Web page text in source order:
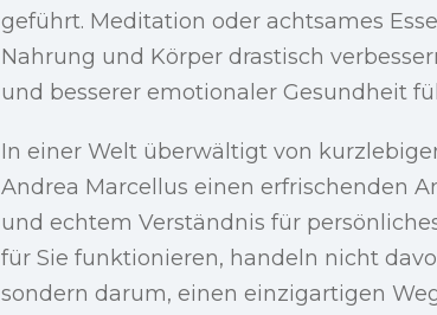
geführt. Meditation oder achtsames
Nahrung und Körper drastisch
und besserer emotionaler Gesundheit
In einer Welt überwältigt von
Andrea Marcellus einen erfrischenden
und echtem Verständnis für
für Sie funktionieren, handeln nicht
sondern darum, einen einzigartigen